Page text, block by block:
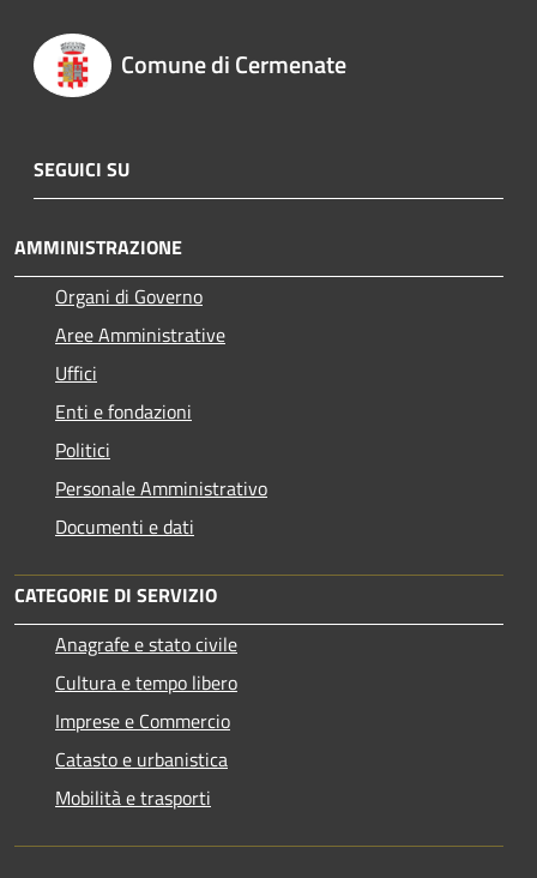
Comune di Cermenate
SEGUICI SU
AMMINISTRAZIONE
Organi di Governo
Aree Amministrative
Uffici
Enti e fondazioni
Politici
Personale Amministrativo
Documenti e dati
CATEGORIE DI SERVIZIO
Anagrafe e stato civile
Cultura e tempo libero
Imprese e Commercio
Catasto e urbanistica
Mobilità e trasporti